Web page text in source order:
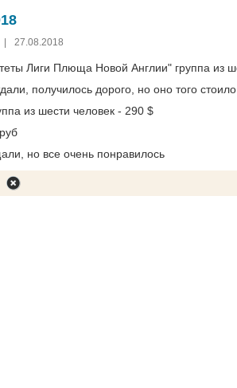
27.08.2018
Лиги Плюща Новой Англии" группа из
получилось дорого, но оно того стоило
из шести человек - 290 $
но все очень понравилось